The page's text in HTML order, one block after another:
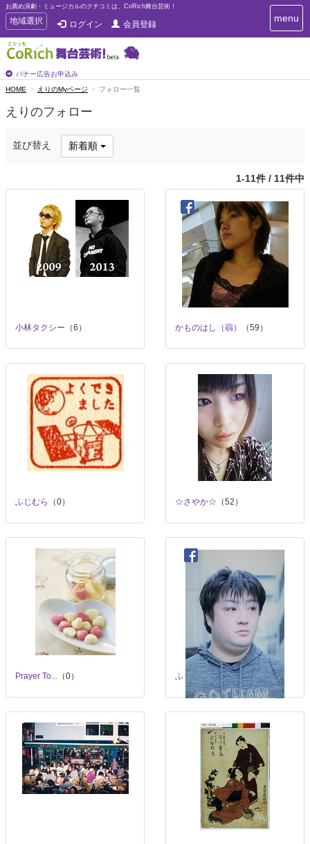
お薦め演劇・ミュージカルのクチコミは、CoRich舞台芸術！
T
o
g
g
e
n
v
a
地域選択 ログイン 会員登録
バナー広告お申込み
T
o
t
o
n
menu
HOME えりのMyページ フォロー一覧
えりのフォロー
並び替え 新着順
1-11件 / 11件中
小林タクシー （6） かものはし（蒻） （59）
ふじむら （0） ☆さやか☆ （52）
Prayer To... （0） ふぇぶ（8）